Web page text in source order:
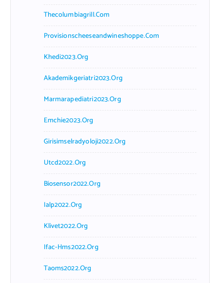
Thecolumbiagrill.com
Provisionscheeseandwineshoppe.com
Khedi2023.org
Akademikgeriatri2023.org
Marmarapediatri2023.org
Emchie2023.org
Girisimselradyoloji2022.org
Utcd2022.org
Biosensor2022.org
Ialp2022.org
Klivet2022.org
Ifac-Hms2022.org
Taoms2022.org